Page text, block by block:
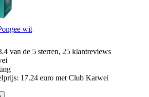
wit
van de 5 sterren, 25 klantreviews
17.24 euro met Club Karwei